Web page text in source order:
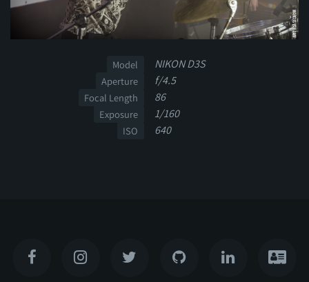
Model NIKON D3S
Aperture f/4.5
Focal Length 86
Exposure 1/160
ISO 640